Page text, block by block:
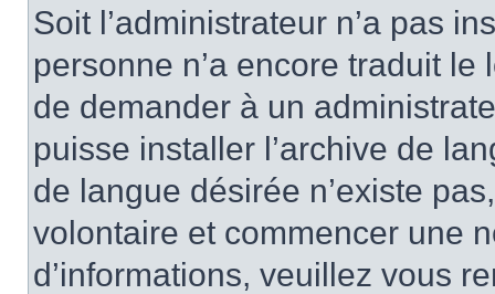
Soit l’administrateur n’a pas
personne n’a encore traduit
de demander à un
puisse installer l’archive de
de langue désirée n’existe
volontaire et commencer une
d’informations, veuillez vous